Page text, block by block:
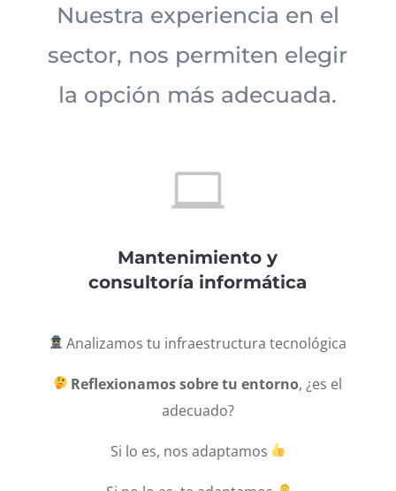
Nuestra experiencia en el
sector, nos permiten elegir
la opción más adecuada.

Mantenimiento y
consultoría informática
Analizamos tu infraestructura tecnológica
Reflexionamos sobre tu entorno, ¿es el
adecuado?
Si lo es, nos adaptamos